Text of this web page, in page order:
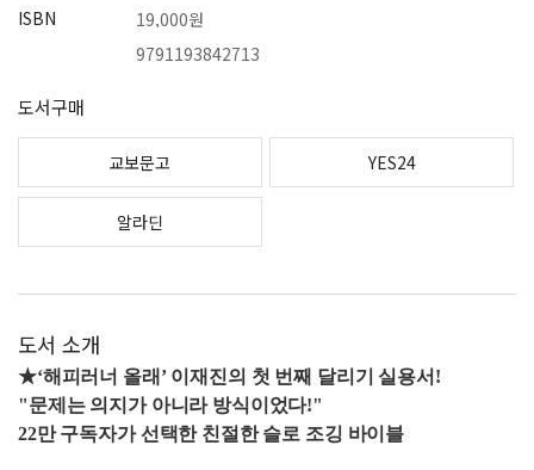
ISBN
19,000원
9791193842713
도서구매
교보문고 YES24
알라딘
도서 소개
★‘해피러너 올래’ 이재진의 첫 번째 달리기 실용서!
"문제는 의지가 아니라 방식이었다!"
22만 구독자가 선택한 친절한 슬로 조깅 바이블